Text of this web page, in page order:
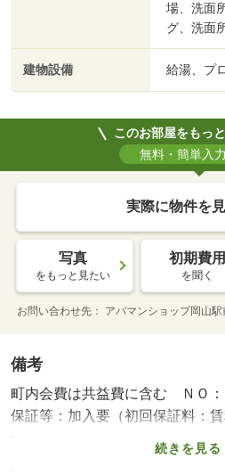
場、洗面
グ、洗面
建物設備 給湯、プ
このお部屋をもっ
無料・簡単入
実際に物件を
写真
をもっと見たい
初期費用
を聞く
お問い合わせ先 アパマンショップ岡山
備考
町内会費は共益費に含む ＮＯ
保証等：加入要（初回保証料：
２万円）・月額保証料：賃料等
住戸でお隣さんもいないので音
続きを見る